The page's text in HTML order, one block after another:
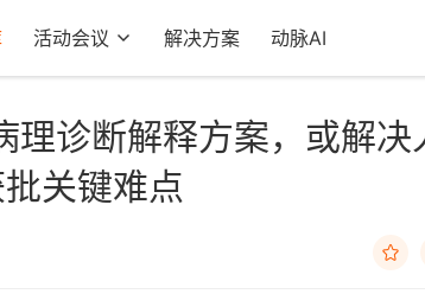
活动会议 解决方案 动脉AI
理诊断解释方案，或解决
关键难点
